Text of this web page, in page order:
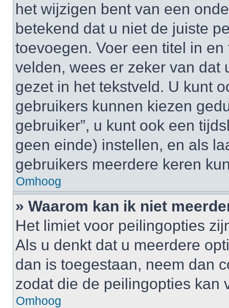
het wijzigen bent van een
betekend dat u niet de juiste
toevoegen. Voer een titel in
velden, wees er zeker van dat
gezet in het tekstveld. U kunt
gebruikers kunnen kiezen
gebruiker”, u kunt ook een
geen einde) instellen, en als
gebruikers meerdere keren
Omhoog
» Waarom kan ik niet
Het limiet voor peilingopties
Als u denkt dat u meerdere
dan is toegestaan, neem dan
zodat die de peilingopties kan
Omhoog